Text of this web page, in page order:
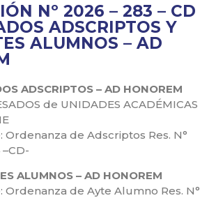
Nº 2026 – 283 – CD
ADSCRIPTOS Y
ALUMNOS – AD
ADSCRIPTOS – AD HONOREM
de UNIDADES ACADÉMICAS
Ordenanza de Adscriptos Res. N°
ALUMNOS – AD HONOREM
Ordenanza de Ayte Alumno Res. N°